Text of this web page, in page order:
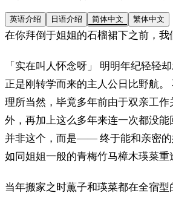
英语介绍 日语介绍 简体中文 繁体中文
在你拜倒于姐姐的石榴裙下之前，
「实在叫人怀念呀」 明明年纪轻轻
正是刚转学而来的主人公日比野航
理所当然，毕竟多年前由于双亲工作
外，再加上这么多年来连一次都没能
并非这个，而是—— 终于能和亲密的
如同姐姐一般的青梅竹马樟木瑛菜重
当年搬家之时薫子和瑛菜都在全宿型